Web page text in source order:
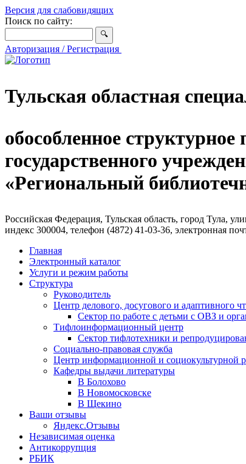
Версия для слабовидящих
Поиск по сайту:
Авторизация / Регистрация
Тульская областная
обособленное структурное
государственного
«Региональный
Российская Федерация, Тульская область, город Тула,
индекс 300004, телефон (4872) 41-03-36, электронная
Главная
Электронный каталог
Услуги и режим работы
Структура
Руководитель
Центр делового, досугового и адаптивного
Сектор по работе с детьми с ОВЗ и
Тифлоинформационный центр
Сектор тифлотехники и
Социально-правовая служба
Центр информационной и социокультурной
Кафедры выдачи литературы
В Болохово
В Новомосковске
В Щекино
Ваши отзывы
Яндекс.Отзывы
Независимая оценка
Антикоррупция
РБИК